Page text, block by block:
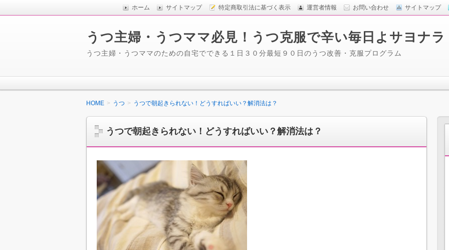
特定商取引法に基づく表示 運営者情報 お問い合わせ サイトマップ
ホーム サイトマップ
うつ主婦・うつママ必見！うつ克服で辛い毎日よサヨナラ
うつ主婦・うつママのための自宅でできる１日３０分最短９０日のうつ改善・克服プログラム
HOME うつ うつで朝起きられない！どうすればいい？解消法は？
うつで朝起きられない！どうすればいい？解消法は？